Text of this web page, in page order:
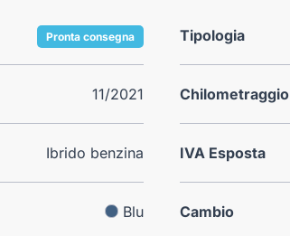
Pronta consegna Tipologia
11/2021 Chilometraggio
Ibrido benzina IVA Esposta
Blu Cambio